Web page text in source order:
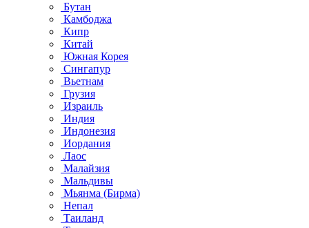
Бутан
Камбоджа
Кипр
Китай
Южная Корея
Сингапур
Вьетнам
Грузия
Израиль
Индия
Индонезия
Иордания
Лаос
Малайзия
Мальдивы
Мьянма (Бирма)
Непал
Таиланд